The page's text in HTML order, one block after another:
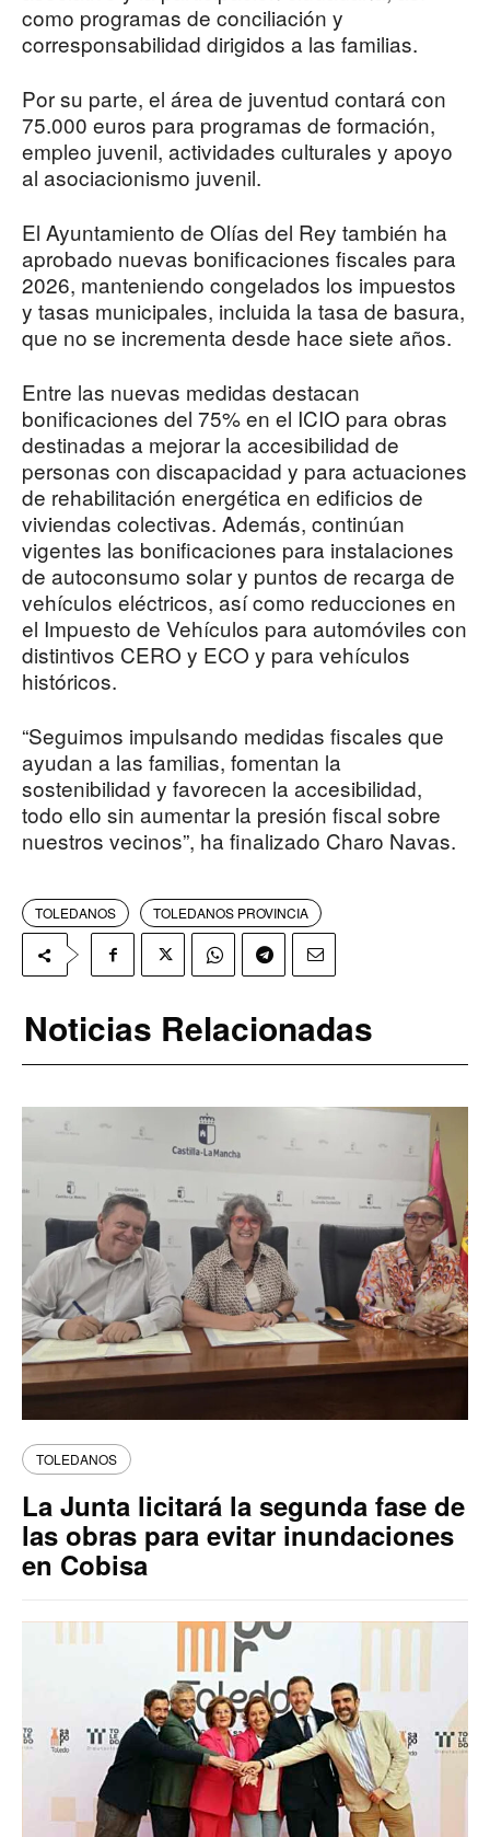
como programas de conciliación y
corresponsabilidad dirigidos a las familias.
Por su parte, el área de juventud contará con
75.000 euros para programas de formación,
empleo juvenil, actividades culturales y apoyo
al asociacionismo juvenil.
El Ayuntamiento de Olías del Rey también ha
aprobado nuevas bonificaciones fiscales para
2026, manteniendo congelados los impuestos
y tasas municipales, incluida la tasa de basura,
que no se incrementa desde hace siete años.
Entre las nuevas medidas destacan
bonificaciones del 75% en el ICIO para obras
destinadas a mejorar la accesibilidad de
personas con discapacidad y para actuaciones
de rehabilitación energética en edificios de
viviendas colectivas. Además, continúan
vigentes las bonificaciones para instalaciones
de autoconsumo solar y puntos de recarga de
vehículos eléctricos, así como reducciones en
el Impuesto de Vehículos para automóviles con
distintivos CERO y ECO y para vehículos
históricos.
“Seguimos impulsando medidas fiscales que
ayudan a las familias, fomentan la
sostenibilidad y favorecen la accesibilidad,
todo ello sin aumentar la presión fiscal sobre
nuestros vecinos”, ha finalizado Charo Navas.
TOLEDANOS TOLEDANOS PROVINCIA
Noticias Relacionadas
TOLEDANOS
La Junta licitará la segunda fase de
las obras para evitar inundaciones
en Cobisa